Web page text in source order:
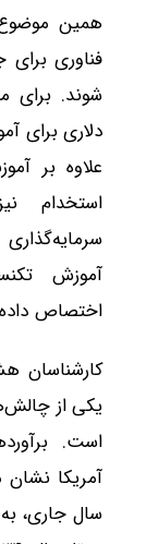
همین
فناوری
دلاری برای
علاوه بر
استخدام
آموزش
اختصاص
کارشناسان
یکی از
است.
آمریکا